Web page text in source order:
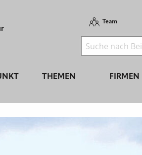
Team
THEMEN FIRMEN